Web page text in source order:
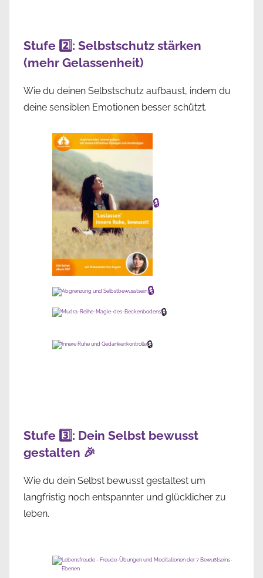
Stufe 2️⃣: Selbstschutz stärken
(mehr Gelassenheit)
Wie du deinen Selbstschutz aufbaust, indem du
deine sensiblen Emotionen besser schützt.
🔒
🔒
🔒
🔒
Stufe 3️⃣: Dein Selbst bewusst
gestalten 🎉
Wie du dein Selbst bewusst gestaltest um
langfristig noch entspannter und glücklicher zu
leben.